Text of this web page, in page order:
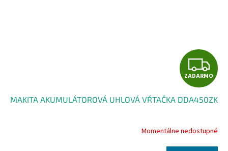
Z
A
D
A
ZADARMO
MAKITA AKUMULÁTOROVÁ UHLOVÁ VŔTAČKA DDA450ZK
Momentálne nedostupné